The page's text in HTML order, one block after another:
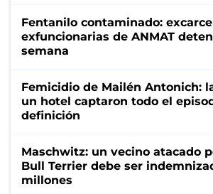
Fentanilo contaminado:
exfuncionarias de ANMAT
semana
Femicidio de Mailén Antonich:
un hotel captaron todo el
definición
Maschwitz: un vecino atacado
Bull Terrier debe ser
millones